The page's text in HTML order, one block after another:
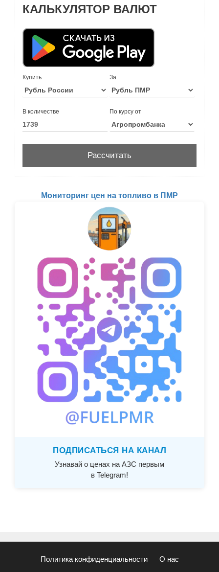
КАЛЬКУЛЯТОР ВАЛЮТ
Купить За
В количестве По курсу от
Мониторинг цен на топливо в ПМР
ПОДПИСАТЬСЯ НА КАНАЛ
Узнавай о ценах на АЗС первым
в Telegram!
Политика конфиденциальности О нас